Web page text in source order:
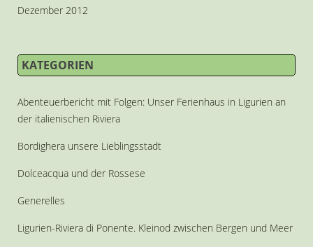
Dezember 2012
KATEGORIEN
Abenteuerbericht mit Folgen: Unser Ferienhaus in Ligurien an
der italienischen Riviera
Bordighera unsere Lieblingsstadt
Dolceacqua und der Rossese
Generelles
Ligurien-Riviera di Ponente. Kleinod zwischen Bergen und Meer